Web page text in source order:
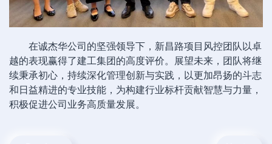
在诚杰华公司的坚强领导下，新昌路项目风控团队以卓
越的表现赢得了建工集团的高度评价。展望未来，团队将继
续秉承初心，持续深化管理创新与实践，以更加昂扬的斗志
和日益精进的专业技能，为构建行业标杆贡献智慧与力量，
积极促进公司业务高质量发展。